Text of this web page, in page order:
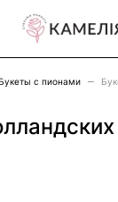
с пионами